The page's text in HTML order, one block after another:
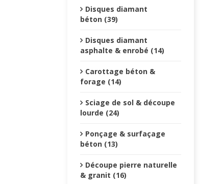
Disques diamant
béton (39)
Disques diamant
asphalte & enrobé (14)
Carottage béton &
forage (14)
Sciage de sol & découpe
lourde (24)
Ponçage & surfaçage
béton (13)
Découpe pierre naturelle
& granit (16)